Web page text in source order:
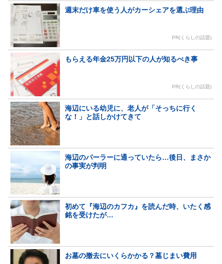
週末だけ車を使う人がカーシェアを選ぶ理由
PR(くらしの話題)
もらえる年金25万円以下の人が知るべき事
PR(くらしの話題)
海辺にいる幼児に、老人が「そっちに行く
な！」と話しかけてきて
海辺のパーラーに通っていたら…後日、まさか
の事実が判明
初めて『海辺のカフカ』を読んだ時、いたく感
銘を受けたが…
お墓の撤去にいくらかかる？墓じまい費用